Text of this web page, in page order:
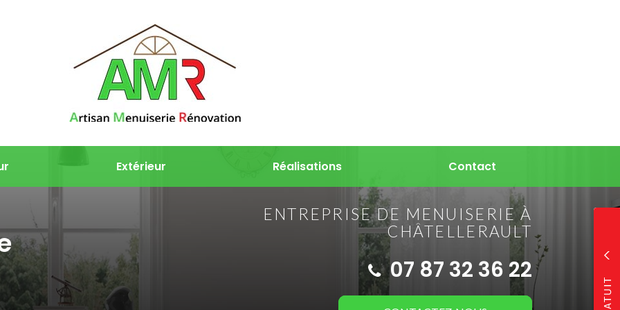
Extérieur Réalisations Contact
ENTREPRISE DE MENUISERIE À
CHÂTELLERAULT
07 87 32 36 22